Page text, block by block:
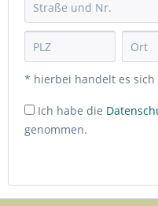
* hierbei handelt es
Ich habe die
genommen.